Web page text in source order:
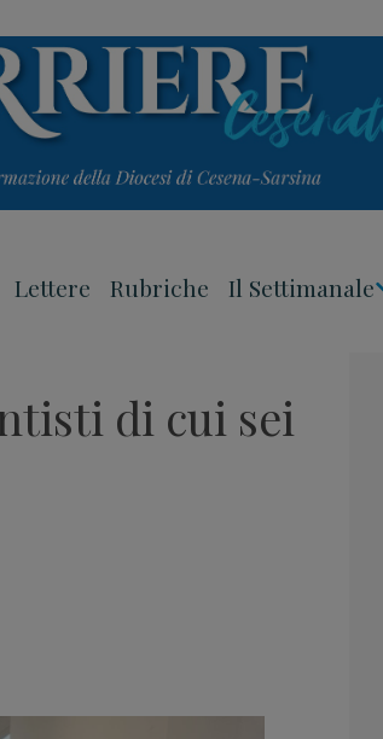
Lettere Rubriche Il Settimanale
di cui sei